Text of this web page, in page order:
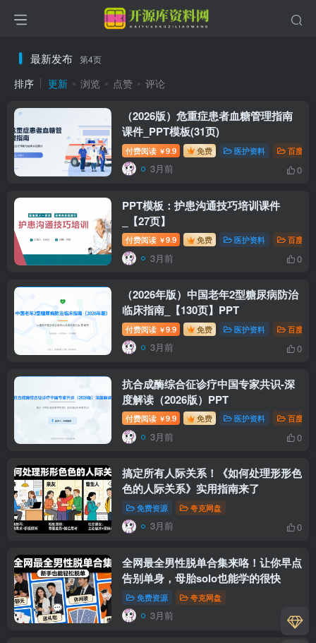
最新发布 第4页
排序 更新 浏览 点赞 评论
（2026版）危重症患者血糖管理指南
课件_PPT模板(31页)
付费阅读 ￥9.9 免费 医护资料 百度网
3月前 0
PPT模板：护患沟通技巧培训课件
_【27页】
付费阅读 ￥9.9 免费 医护资料 百度网
3月前 0
（2026年版）中国老年2型糖尿病防治
临床指南_【130页】PPT
付费阅读 ￥9.9 免费 医护资料 百度网
3月前 0
抗合成酶综合征诊疗中国专家共识-深
度解读（2026版）PPT
付费阅读 ￥9.9 免费 医护资料 百度网
3月前 0
搞定所有人际关系！《如何处理形形色
色的人际关系》实用指南来了
免费资源 夸克网盘
3月前 0
全网最全男性脱单合集来咯！让你早点
告别单身，母胎solo也能学的很快
免费资源 夸克网盘
3月前 0